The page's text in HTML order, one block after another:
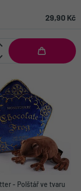
29,90 Kč
- Polštář ve tvaru